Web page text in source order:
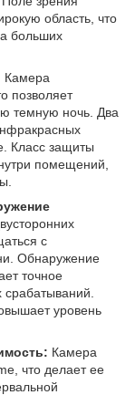
область, что
больших
Камера
позволяет
темную ночь. Два
Класс защиты
помещений,
с
Обнаружение
точное
уровень
Камера
что делает ее